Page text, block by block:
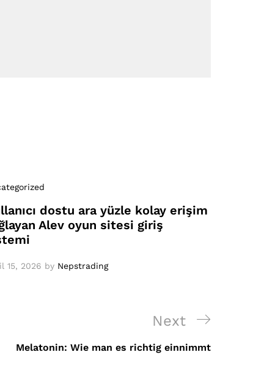
dostu ara yüzle kolay erişim
Alev oyun sitesi giriş
15, 2026 by Nepstrading
Next
Post
Next
Melatonin: Wie man es richtig einnimmt